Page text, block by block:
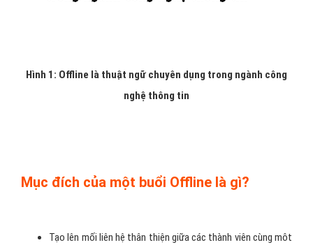
Hình 1: Offline là thuật ngữ chuyên dụng trong ngành công
nghệ thông tin
Mục đích của một buổi Offline là gì?
Tạo lên mối liên hệ thân thiện giữa các thành viên cùng môt